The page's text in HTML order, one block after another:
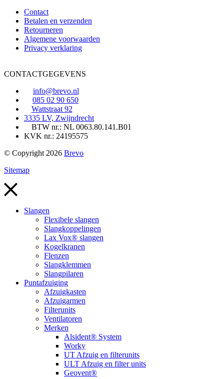
Contact
Betalen en verzenden
Retourneren
Algemene voorwaarden
Privacy verklaring
CONTACTGEGEVENS
info@brevo.nl
085 02 90 650
Wattstraat 92
3335 LV, Zwijndrecht
BTW nr.: NL 0063.80.141.B01
KVK nr.: 24195575
© Copyright 2026 Brevo
Sitemap
Slangen
Flexibele slangen
Slangkoppelingen
Lax Vox® slangen
Kogelkranen
Flenzen
Slangklemmen
Slangpilaren
Puntafzuiging
Afzuigkasten
Afzuigarmen
Filterunits
Ventilatoren
Merken
Alsident® System
Worky
UT Afzuig en filterunits
ULT Afzuig en filter units
Geovent®